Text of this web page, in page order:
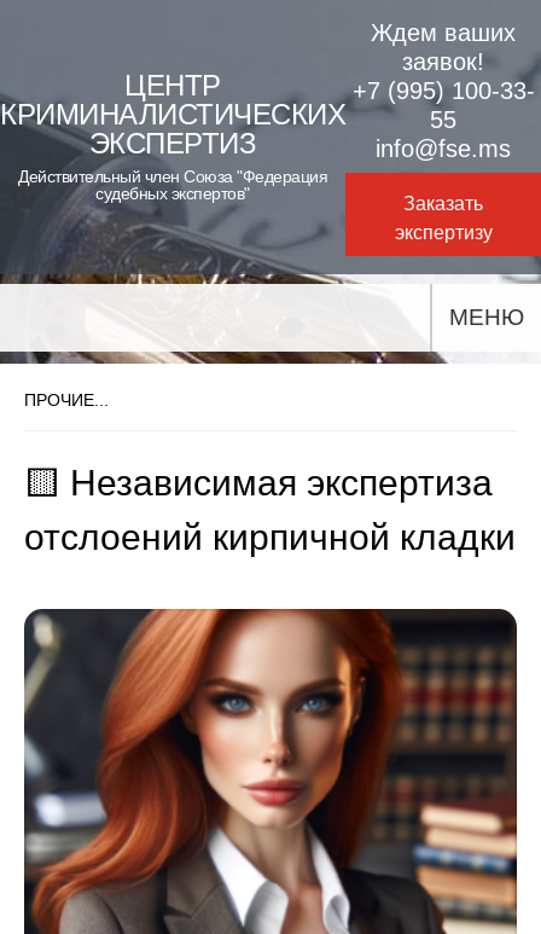
content
ЦЕНТР
КРИМИНАЛИСТИЧЕСКИХ
ЭКСПЕРТИЗ
Действительный член Союза "Федерация
судебных экспертов"
Ждем ваших
заявок!
+7 (995) 100-33-
55
info@fse.ms
Заказать
экспертизу
МЕНЮ
ПРОЧИЕ...
🟨 Независимая экспертиза
отслоений кирпичной кладки